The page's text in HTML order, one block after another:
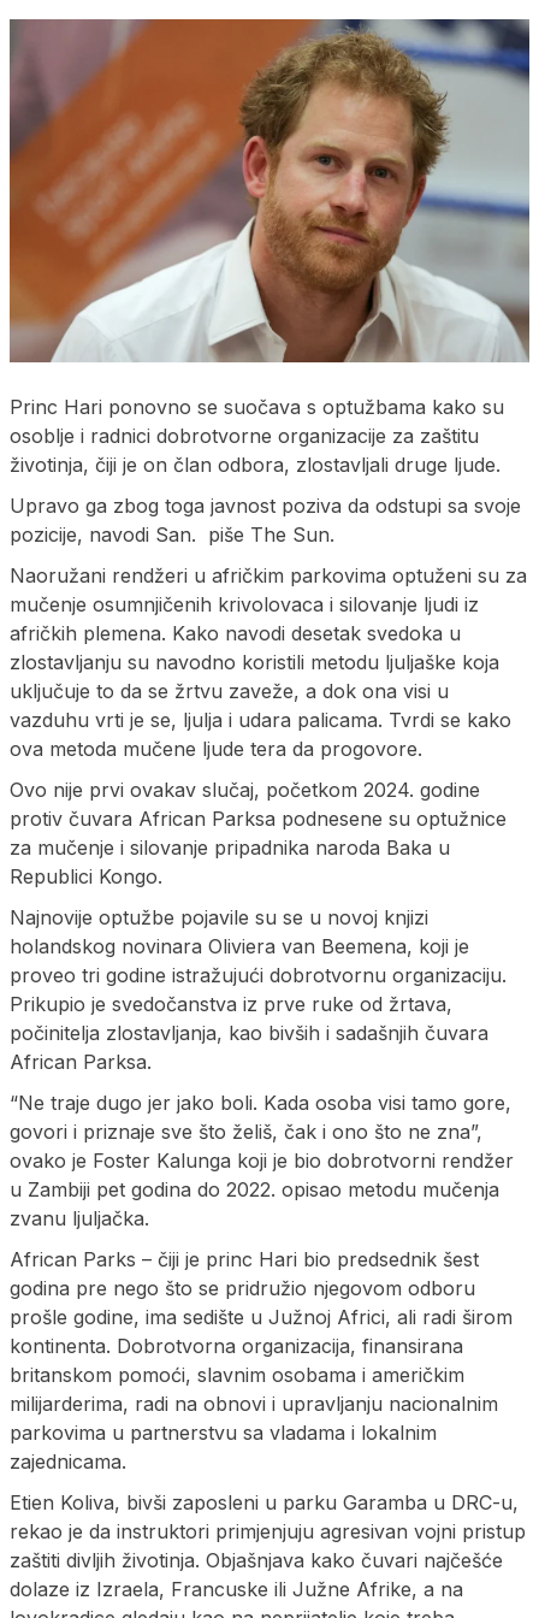
Princ Hari ponovno se suočava s optužbama kako su
osoblje i radnici dobrotvorne organizacije za zaštitu
životinja, čiji je on član odbora, zlostavljali druge ljude.
Upravo ga zbog toga javnost poziva da odstupi sa svoje
pozicije, navodi San. piše The Sun.
Naoružani rendžeri u afričkim parkovima optuženi su za
mučenje osumnjičenih krivolovaca i silovanje ljudi iz
afričkih plemena. Kako navodi desetak svedoka u
zlostavljanju su navodno koristili metodu ljuljaške koja
uključuje to da se žrtvu zaveže, a dok ona visi u
vazduhu vrti je se, ljulja i udara palicama. Tvrdi se kako
ova metoda mučene ljude tera da progovore.
Ovo nije prvi ovakav slučaj, početkom 2024. godine
protiv čuvara African Parksa podnesene su optužnice
za mučenje i silovanje pripadnika naroda Baka u
Republici Kongo.
Najnovije optužbe pojavile su se u novoj knjizi
holandskog novinara Oliviera van Beemena, koji je
proveo tri godine istražujući dobrotvornu organizaciju.
Prikupio je svedočanstva iz prve ruke od žrtava,
počinitelja zlostavljanja, kao bivših i sadašnjih čuvara
African Parksa.
“Ne traje dugo jer jako boli. Kada osoba visi tamo gore,
govori i priznaje sve što želiš, čak i ono što ne zna”,
ovako je Foster Kalunga koji je bio dobrotvorni rendžer
u Zambiji pet godina do 2022. opisao metodu mučenja
zvanu ljuljačka.
African Parks – čiji je princ Hari bio predsednik šest
godina pre nego što se pridružio njegovom odboru
prošle godine, ima sedište u Južnoj Africi, ali radi širom
kontinenta. Dobrotvorna organizacija, finansirana
britanskom pomoći, slavnim osobama i američkim
milijarderima, radi na obnovi i upravljanju nacionalnim
parkovima u partnerstvu sa vladama i lokalnim
zajednicama.
Etien Koliva, bivši zaposleni u parku Garamba u DRC-u,
rekao je da instruktori primjenjuju agresivan vojni pristup
zaštiti divljih životinja. Objašnjava kako čuvari najčešće
dolaze iz Izraela, Francuske ili Južne Afrike, a na